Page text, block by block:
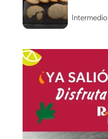
Intermedio